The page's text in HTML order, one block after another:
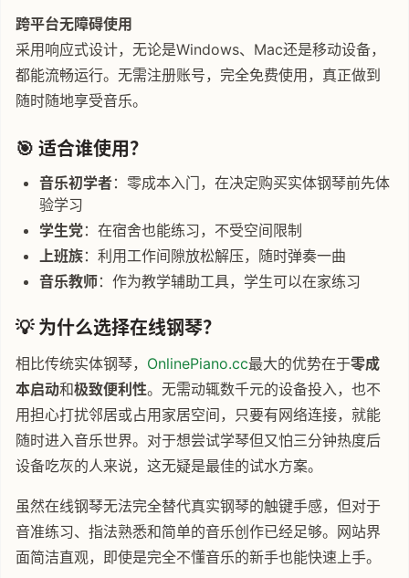
跨平台无障碍使用
采用响应式设计，无论是Windows、Mac还是移动设备，
都能流畅运行。无需注册账号，完全免费使用，真正做到
随时随地享受音乐。
🎯 适合谁使用？
音乐初学者：零成本入门，在决定购买实体钢琴前先体
验学习
学生党：在宿舍也能练习，不受空间限制
上班族：利用工作间隙放松解压，随时弹奏一曲
音乐教师：作为教学辅助工具，学生可以在家练习
💡 为什么选择在线钢琴？
相比传统实体钢琴， OnlinePiano.cc最大的优势在于零成
本启动和极致便利性。无需动辄数千元的设备投入，也不
用担心打扰邻居或占用家居空间，只要有网络连接，就能
随时进入音乐世界。对于想尝试学琴但又怕三分钟热度后
设备吃灰的人来说，这无疑是最佳的试水方案。
虽然在线钢琴无法完全替代真实钢琴的触键手感，但对于
音准练习、指法熟悉和简单的音乐创作已经足够。网站界
面简洁直观，即使是完全不懂音乐的新手也能快速上手。